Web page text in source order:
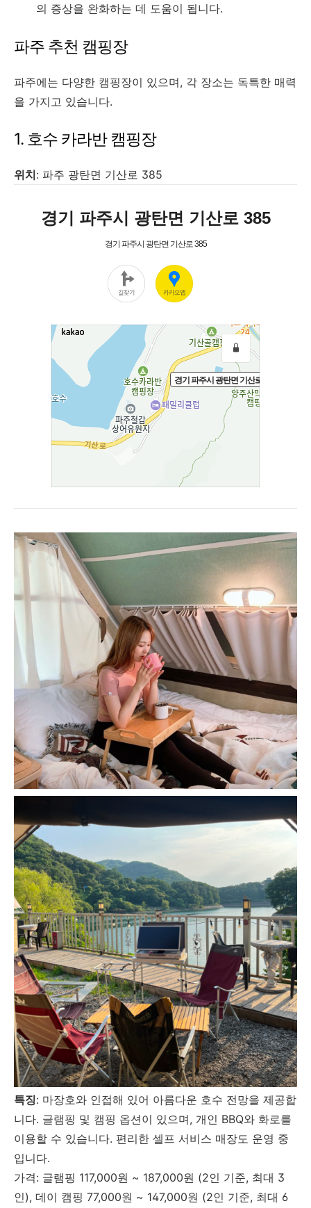
의 증상을 완화하는 데 도움이 됩니다.
파주 추천 캠핑장
파주에는 다양한 캠핑장이 있으며, 각 장소는 독특한 매력
을 가지고 있습니다.
1. 호수 카라반 캠핑장
위치: 파주 광탄면 기산로 385
특징: 마장호와 인접해 있어 아름다운 호수 전망을 제공합
니다. 글램핑 및 캠핑 옵션이 있으며, 개인 BBQ와 화로를
이용할 수 있습니다. 편리한 셀프 서비스 매장도 운영 중
입니다.
가격: 글램핑 117,000원 ~ 187,000원 (2인 기준, 최대 3
인), 데이 캠핑 77,000원 ~ 147,000원 (2인 기준, 최대 6